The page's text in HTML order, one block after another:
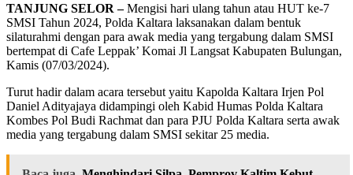
TANJUNG SELOR –Mengisi hari ulang tahun atau HUT ke-7
SMSI Tahun 2024, Polda Kaltara laksanakan dalam bentuk
silaturahmi dengan para awak media yang tergabung dalam SMSI
bertempat di Cafe Leppak’ Komai Jl Langsat Kabupaten Bulungan,
Kamis (07/03/2024).
Turut hadir dalam acara tersebut yaitu Kapolda Kaltara Irjen Pol
Daniel Adityajaya didampingi oleh Kabid Humas Polda Kaltara
Kombes Pol Budi Rachmat dan para PJU Polda Kaltara serta awak
media yang tergabung dalam SMSI sekitar 25 media.